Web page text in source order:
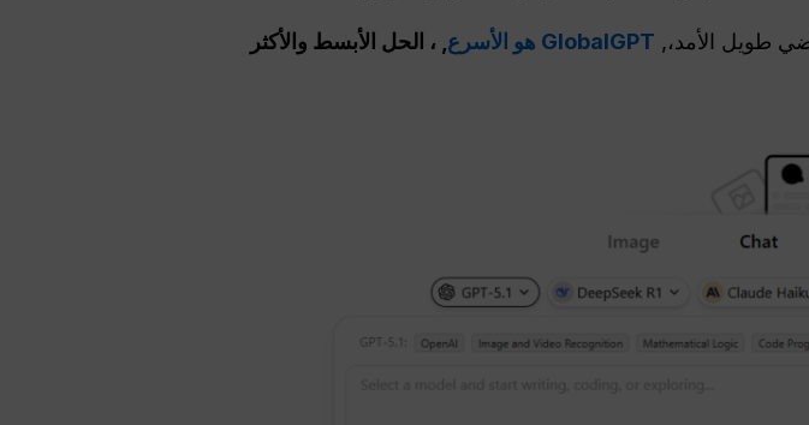
طويل الأمد،, GlobalGPT هو الأسرع
, ، الحل الأبسط والأكثر